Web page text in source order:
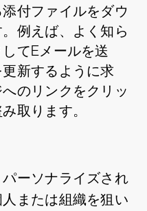
付ファイルをダウ
例えば、よく知ら
てEメールを送
新するように求
のリンクをクリッ
取ります。
ーソナライズされ
または組織を狙い